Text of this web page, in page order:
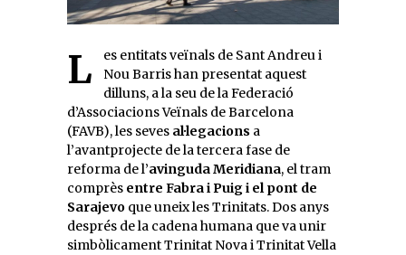
Les entitats veïnals de Sant Andreu i
Nou Barris han presentat aquest
dilluns, a la seu de la Federació
d’Associacions Veïnals de Barcelona
(FAVB), les seves al·legacions a
l’avantprojecte de la tercera fase de
reforma de l’avinguda Meridiana, el tram
comprès entre Fabra i Puig i el pont de
Sarajevo que uneix les Trinitats. Dos anys
després de la cadena humana que va unir
simbòlicament Trinitat Nova i Trinitat Vella